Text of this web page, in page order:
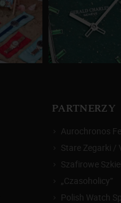
PARTNERZY
Aurochronos
Stare Zegarki /
Szafirowe
„Czasoholicy”
Polish Watch